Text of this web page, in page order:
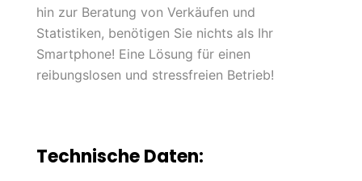
hin zur Beratung von Verkäufen und
Statistiken, benötigen Sie nichts als Ihr
Smartphone! Eine Lösung für einen
reibungslosen und stressfreien Betrieb!
Technische Daten: